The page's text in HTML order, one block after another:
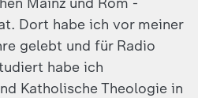
Dort habe ich vor meiner
gelebt und für Radio
habe ich
Katholische Theologie in